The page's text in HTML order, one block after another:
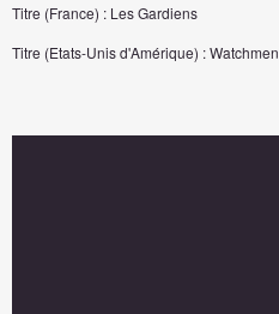
Titre (France) : Les Gardiens
Titre (Etats-Unis d'Amérique) : Watchmen